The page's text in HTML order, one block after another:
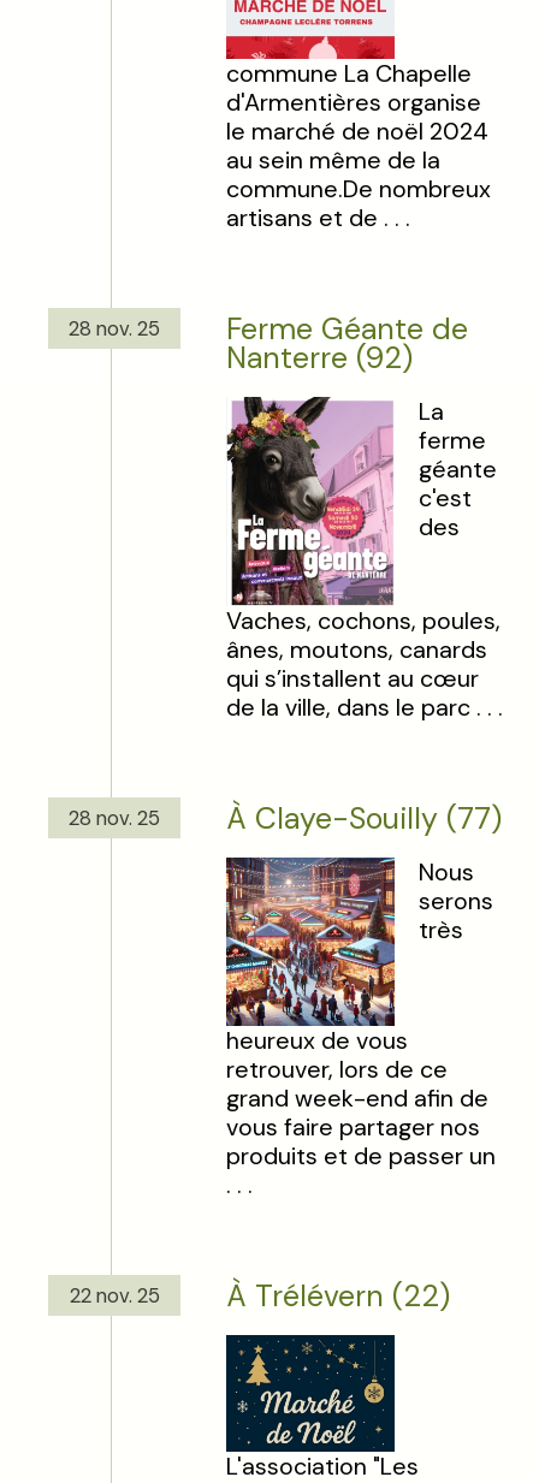
commune La Chapelle
d'Armentières organise
le marché de noël 2024
au sein même de la
commune.De nombreux
artisans et de . . .
28 nov. 25 Ferme Géante de
Nanterre (92)
La
ferme
géante
c'est
des
Vaches, cochons, poules,
ânes, moutons, canards
qui s’installent au cœur
de la ville, dans le parc . . .
28 nov. 25 À Claye-Souilly (77)
Nous
serons
très
heureux de vous
retrouver, lors de ce
grand week-end afin de
vous faire partager nos
produits et de passer un
. . .
22 nov. 25 À Trélévern (22)
L'association "Les